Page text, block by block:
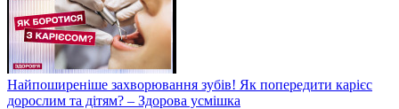
Найпоширеніше захворювання зубів! Як попередити карієс
дорослим та дітям? – Здорова усмішка